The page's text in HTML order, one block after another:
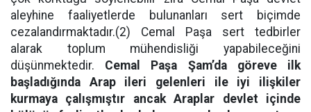
aleyhine faaliyetlerde bulunanları sert biçimde
cezalandırmaktadır.(2) Cemal Paşa sert tedbirler
alarak toplum mühendisliği yapabileceğini
düşünmektedir. Cemal Paşa Şam’da göreve ilk
başladığında Arap ileri gelenleri ile iyi ilişkiler
kurmaya çalışmıştır ancak Araplar devlet içinde